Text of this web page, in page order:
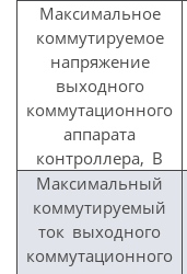
Максимальное
коммутируемое
напряжение
выходного
коммутационного
аппарата
контроллера, В
Максимальный
коммутируемый
ток выходного
коммутационного